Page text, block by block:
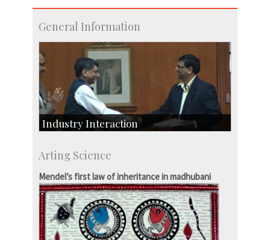
General Information
Industry Interaction
SID-Innovation & Development
IPTeL-Intellectual Property and Technology
Licensing
Arting Science
Mendel’s first law of inheritance in madhubani